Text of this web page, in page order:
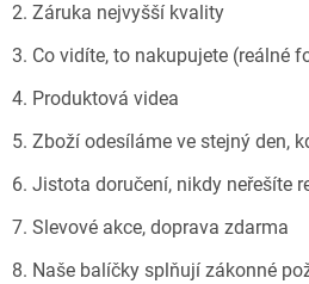
2. Záruka nejvyšší kvality
3. Co vidíte, to nakupujete (reálné
4. Produktová videa
5. Zboží odesíláme ve stejný den,
6. Jistota doručení, nikdy neřešíte
7. Slevové akce, doprava zdarma
8. Naše balíčky splňují zákonné